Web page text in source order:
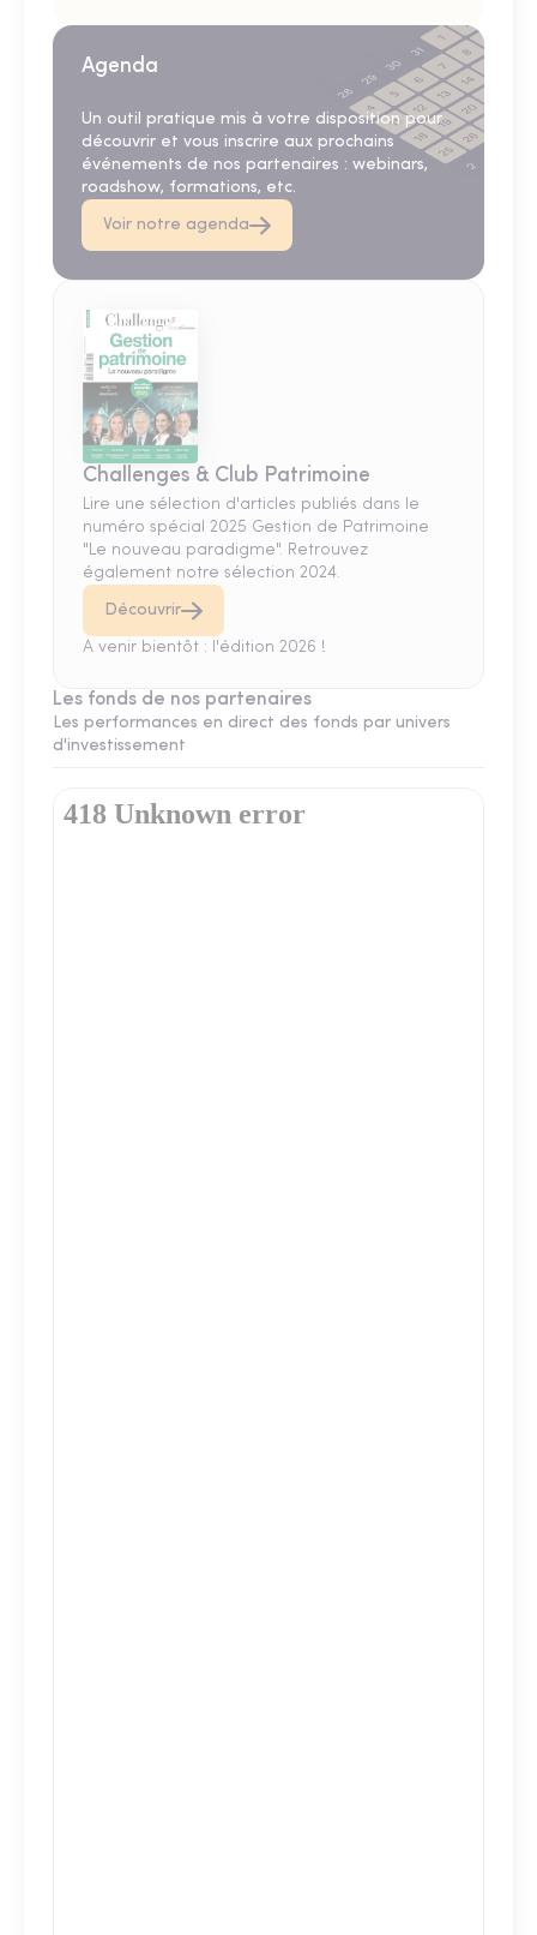
Agenda
Un outil pratique mis à votre disposition pour
découvrir et vous inscrire aux prochains
événements de nos partenaires : webinars,
roadshow, formations, etc.
Voir notre agenda
Challenges & Club Patrimoine
Lire une sélection d'articles publiés dans le
numéro spécial 2025 Gestion de Patrimoine
"Le nouveau paradigme". Retrouvez
également notre sélection 2024.
Découvrir
A venir bientôt : l'édition 2026 !
Les fonds de nos partenaires
Les performances en direct des fonds par univers
d'investissement